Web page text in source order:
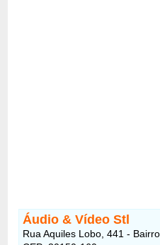
Áudio & Vídeo Stl
Rua Aquiles Lobo, 441 -